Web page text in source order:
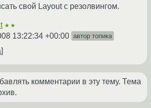
свой Layout с резолвингом.
★★
13:22:34 +00:00 автор топика
комментарии в эту тему. Тема